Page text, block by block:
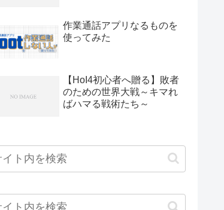
作業通話アプリなるものを
使ってみた
【HoI4初心者へ贈る】敗者
のための世界大戦～キマれ
ばハマる戦術たち～